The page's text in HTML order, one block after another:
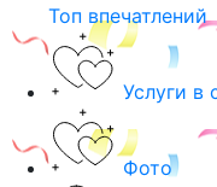
Топ впечатлений
Услуги в
Фото